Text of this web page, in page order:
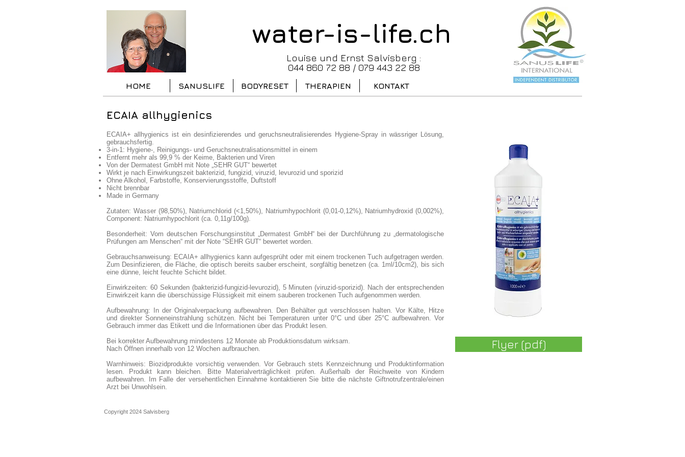
water-is-life.ch
Louise und Ernst Salvisberg :
044 860 72 88 / 079 443 22 88
HOME SANUSLIFE BODYRESET THERAPIEN KONTAKT
ECAIA allhygienics
ECAIA+ allhygienics ist ein desinfizierendes und geruchsneutralisierendes Hygiene-Spray in wässriger Lösung,
gebrauchsfertig.
3-in-1: Hygiene-, Reinigungs- und Geruchsneutralisationsmittel in einem
Entfernt mehr als 99,9 % der Keime, Bakterien und Viren
Von der Dermatest GmbH mit Note „SEHR GUT“ bewertet
Wirkt je nach Einwirkungszeit bakterizid, fungizid, viruzid, levurozid und sporizid
Ohne Alkohol, Farbstoffe, Konservierungsstoffe, Duftstoff
Nicht brennbar
Made in Germany
Zutaten: Wasser (98,50%), Natriumchlorid (<1,50%), Natriumhypochlorit (0,01-0,12%), Natriumhydroxid (0,002%),
Component: Natriumhypochlorit (ca. 0,11g/100g).
Besonderheit: Vom deutschen Forschungsinstitut „Dermatest GmbH“ bei der Durchführung zu „dermatologische
Prüfungen am Menschen“ mit der Note “SEHR GUT“ bewertet worden.
Gebrauchsanweisung: ECAIA+ allhygienics kann aufgesprüht oder mit einem trockenen Tuch aufgetragen werden.
Zum Desinfizieren, die Fläche, die optisch bereits sauber erscheint, sorgfältig benetzen (ca. 1ml/10cm2), bis sich
eine dünne, leicht feuchte Schicht bildet.
Einwirkzeiten: 60 Sekunden (bakterizid-fungizid-levurozid), 5 Minuten (viruzid-sporizid). Nach der entsprechenden
Einwirkzeit kann die überschüssige Flüssigkeit mit einem sauberen trockenen Tuch aufgenommen werden.
Aufbewahrung: In der Originalverpackung aufbewahren. Den Behälter gut verschlossen halten. Vor Kälte, Hitze
und direkter Sonneneinstrahlung schützen. Nicht bei Temperaturen unter 0°C und über 25°C aufbewahren. Vor
Gebrauch immer das Etikett und die Informationen über das Produkt lesen.
Bei korrekter Aufbewahrung mindestens 12 Monate ab Produktionsdatum wirksam.
Nach Öffnen innerhalb von 12 Wochen aufbrauchen.
Warnhinweis: Biozidprodukte vorsichtig verwenden. Vor Gebrauch stets Kennzeichnung und Produktinformation
lesen. Produkt kann bleichen. Bitte Materialverträglichkeit prüfen. Außerhalb der Reichweite von Kindern
aufbewahren. Im Falle der versehentlichen Einnahme kontaktieren Sie bitte die nächste Giftnotrufzentrale/einen
Arzt bei Unwohlsein.
Flyer (pdf)
Copyright 2024 Salvisberg